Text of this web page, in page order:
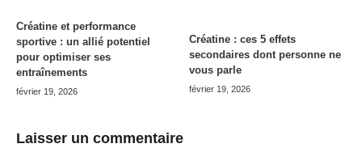
Créatine et performance
sportive : un allié potentiel
pour optimiser ses
entraînements
février 19, 2026
Créatine : ces 5 effets
secondaires dont personne ne
vous parle
février 19, 2026
Laisser un commentaire